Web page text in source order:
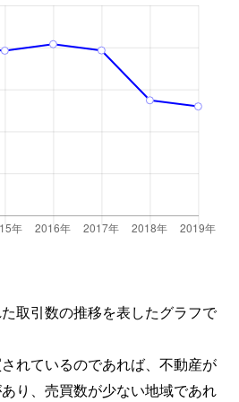
取引数の推移を表したグラフで
れているのであれば、不動産が
り、売買数が少ない地域であれ